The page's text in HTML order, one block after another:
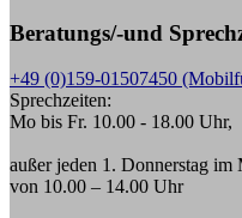
Beratungs/-und
+49 (0)159-01507450
Sprechzeiten:
Mo bis Fr. 10.00 - 18.00 Uhr,
außer jeden 1. Donnerstag
von 10.00 – 14.00 Uhr